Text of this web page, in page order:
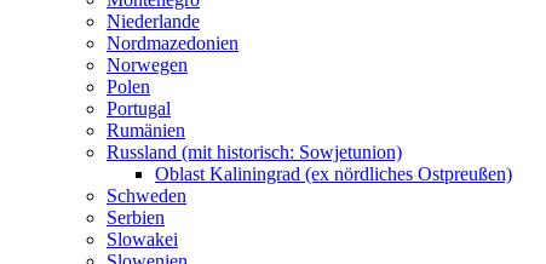
Niederlande
Nordmazedonien
Norwegen
Polen
Portugal
Rumänien
Russland (mit historisch: Sowjetunion)
Oblast Kaliningrad (ex nördliches Ostpreußen)
Schweden
Serbien
Slowakei